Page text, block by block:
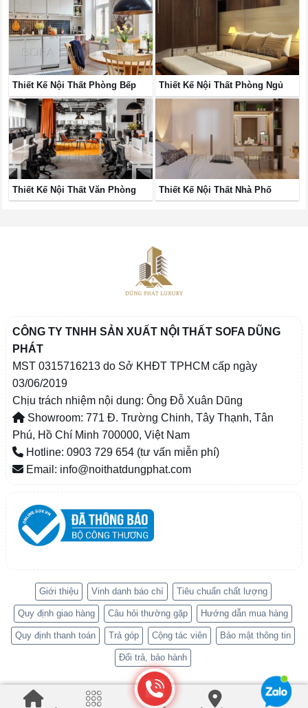
Thiết Kế Nội Thất Phòng Bếp Thiết Kế Nội Thất Phòng Ngủ
Thiết Kế Nội Thất Văn Phòng Thiết Kế Nội Thất Nhà Phố
CÔNG TY TNHH SẢN XUẤT NỘI THẤT SOFA DŨNG
PHÁT
MST 0315716213 do Sở KHĐT TPHCM cấp ngày
03/06/2019
Chịu trách nhiệm nội dung: Ông Đỗ Xuân Dũng
Showroom: 771 Đ. Trường Chinh, Tây Thạnh, Tân
Phú, Hồ Chí Minh 700000, Việt Nam
Hotline: 0903 729 654 (tư vấn miễn phí)
Email: info@noithatdungphat.com
Giới thiệu Vinh danh báo chí Tiêu chuẩn chất lượng
Quy định giao hàng Câu hỏi thường gặp Hướng dẫn mua hàng
Quy định thanh toán Trả góp Cộng tác viên Bảo mật thông tin
Đổi trả, bảo hành